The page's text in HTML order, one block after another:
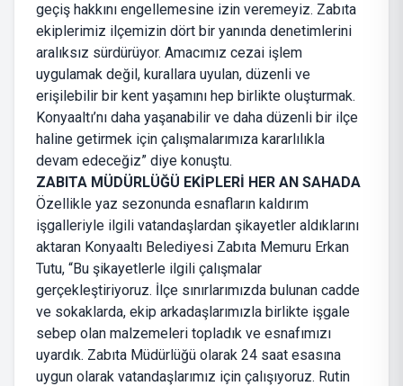
geçiş hakkını engellemesine izin veremeyiz. Zabıta
ekiplerimiz ilçemizin dört bir yanında denetimlerini
aralıksız sürdürüyor. Amacımız cezai işlem
uygulamak değil, kurallara uyulan, düzenli ve
erişilebilir bir kent yaşamını hep birlikte oluşturmak.
Konyaaltı’nı daha yaşanabilir ve daha düzenli bir ilçe
haline getirmek için çalışmalarımıza kararlılıkla
devam edeceğiz” diye konuştu.
ZABITA MÜDÜRLÜĞÜ EKİPLERİ HER AN SAHADA
Özellikle yaz sezonunda esnafların kaldırım
işgalleriyle ilgili vatandaşlardan şikayetler aldıklarını
aktaran Konyaaltı Belediyesi Zabıta Memuru Erkan
Tutu, “Bu şikayetlerle ilgili çalışmalar
gerçekleştiriyoruz. İlçe sınırlarımızda bulunan cadde
ve sokaklarda, ekip arkadaşlarımızla birlikte işgale
sebep olan malzemeleri topladık ve esnafımızı
uyardık. Zabıta Müdürlüğü olarak 24 saat esasına
uygun olarak vatandaşlarımız için çalışıyoruz. Rutin